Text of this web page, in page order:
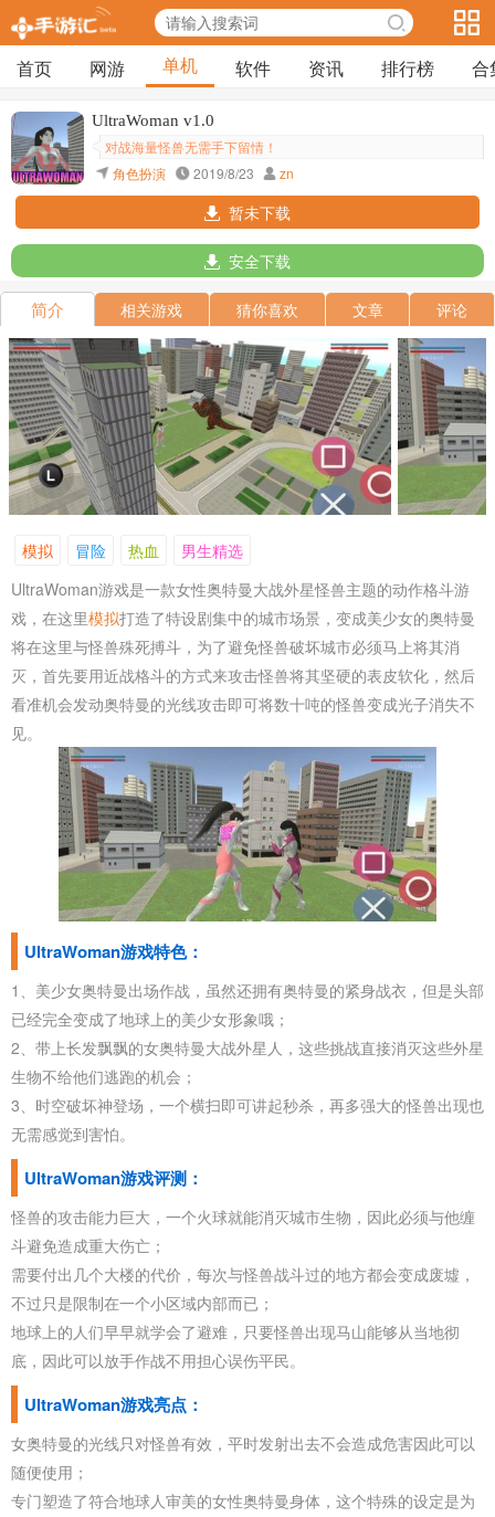
首页 网游 单机 软件 资讯 排行榜 合
UltraWoman v1.0
对战海量怪兽无需手下留情！
角色扮演
2019/8/23 zn
暂未下载
安全下载
简介 相关游戏 猜你喜欢 文章 评论
模拟 冒险 热血
男生精选
UltraWoman游戏是一款女性奥特曼大战外星怪兽主题的动作格斗游
戏，在这里模拟打造了特设剧集中的城市场景，变成美少女的奥特曼
将在这里与怪兽殊死搏斗，为了避免怪兽破坏城市必须马上将其消
灭，首先要用近战格斗的方式来攻击怪兽将其坚硬的表皮软化，然后
看准机会发动奥特曼的光线攻击即可将数十吨的怪兽变成光子消失不
见。
UltraWoman游戏特色：
1、美少女奥特曼出场作战，虽然还拥有奥特曼的紧身战衣，但是头部
已经完全变成了地球上的美少女形象哦；
2、带上长发飘飘的女奥特曼大战外星人，这些挑战直接消灭这些外星
生物不给他们逃跑的机会；
3、时空破坏神登场，一个横扫即可讲起秒杀，再多强大的怪兽出现也
无需感觉到害怕。
UltraWoman游戏评测：
怪兽的攻击能力巨大，一个火球就能消灭城市生物，因此必须与他缠
斗避免造成重大伤亡；
需要付出几个大楼的代价，每次与怪兽战斗过的地方都会变成废墟，
不过只是限制在一个小区域内部而已；
地球上的人们早早就学会了避难，只要怪兽出现马山能够从当地彻
底，因此可以放手作战不用担心误伤平民。
UltraWoman游戏亮点：
女奥特曼的光线只对怪兽有效，平时发射出去不会造成危害因此可以
随便使用；
专门塑造了符合地球人审美的女性奥特曼身体，这个特殊的设定是为